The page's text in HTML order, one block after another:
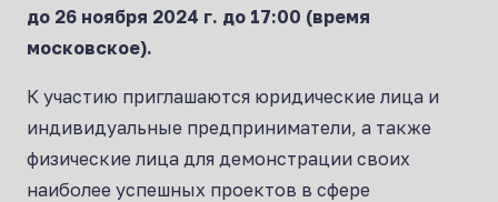
до 26 ноября 2024 г. до 17:00 (время
московское).
К участию приглашаются юридические лица и
индивидуальные предприниматели, а также
физические лица для демонстрации своих
наиболее успешных проектов в сфере